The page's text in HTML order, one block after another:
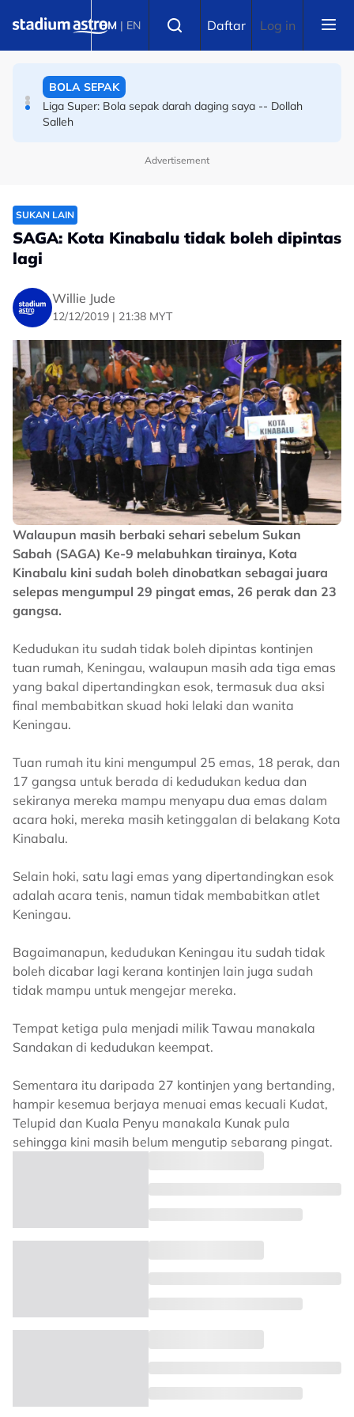
BM | EN Daftar Log in
Bola sepak Korea Selatan goncang lagi, hiburan seks
BOLA SEPAK
Liga Super: Bola sepak darah daging saya -- Dollah
Salleh
Advertisement
SUKAN LAIN
SAGA: Kota Kinabalu tidak boleh dipintas
lagi
Willie Jude
12/12/2019 | 21:38 MYT
Walaupun masih berbaki sehari sebelum Sukan
Sabah (SAGA) Ke-9 melabuhkan tirainya, Kota
Kinabalu kini sudah boleh dinobatkan sebagai juara
selepas mengumpul 29 pingat emas, 26 perak dan 23
gangsa.
Kedudukan itu sudah tidak boleh dipintas kontinjen
tuan rumah, Keningau, walaupun masih ada tiga emas
yang bakal dipertandingkan esok, termasuk dua aksi
final membabitkan skuad hoki lelaki dan wanita
Keningau.
Tuan rumah itu kini mengumpul 25 emas, 18 perak, dan
17 gangsa untuk berada di kedudukan kedua dan
sekiranya mereka mampu menyapu dua emas dalam
acara hoki, mereka masih ketinggalan di belakang Kota
Kinabalu.
Selain hoki, satu lagi emas yang dipertandingkan esok
adalah acara tenis, namun tidak membabitkan atlet
Keningau.
Bagaimanapun, kedudukan Keningau itu sudah tidak
boleh dicabar lagi kerana kontinjen lain juga sudah
tidak mampu untuk mengejar mereka.
Tempat ketiga pula menjadi milik Tawau manakala
Sandakan di kedudukan keempat.
Sementara itu daripada 27 kontinjen yang bertanding,
hampir kesemua berjaya menuai emas kecuali Kudat,
Telupid dan Kuala Penyu manakala Kunak pula
sehingga kini masih belum mengutip sebarang pingat.